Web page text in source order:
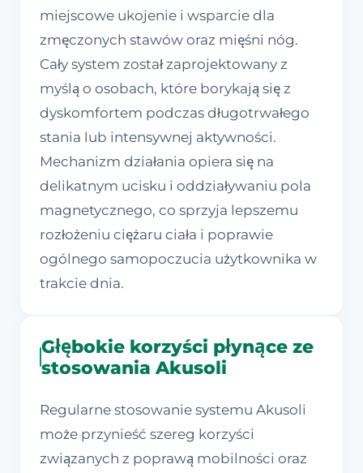
miejscowe ukojenie i wsparcie dla
zmęczonych stawów oraz mięśni nóg.
Cały system został zaprojektowany z
myślą o osobach, które borykają się z
dyskomfortem podczas długotrwałego
stania lub intensywnej aktywności.
Mechanizm działania opiera się na
delikatnym ucisku i oddziaływaniu pola
magnetycznego, co sprzyja lepszemu
rozłożeniu ciężaru ciała i poprawie
ogólnego samopoczucia użytkownika w
trakcie dnia.
Głębokie korzyści płynące ze
stosowania Akusoli
Regularne stosowanie systemu Akusoli
może przynieść szereg korzyści
związanych z poprawą mobilności oraz